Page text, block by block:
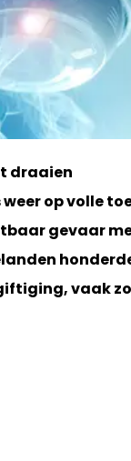
draaien
op volle
gevaar
vaak